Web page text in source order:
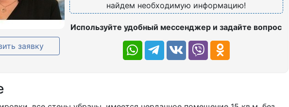
заявку
найдем необходимую информацию!
Используйте удобный мессенджер и задайте вопрос